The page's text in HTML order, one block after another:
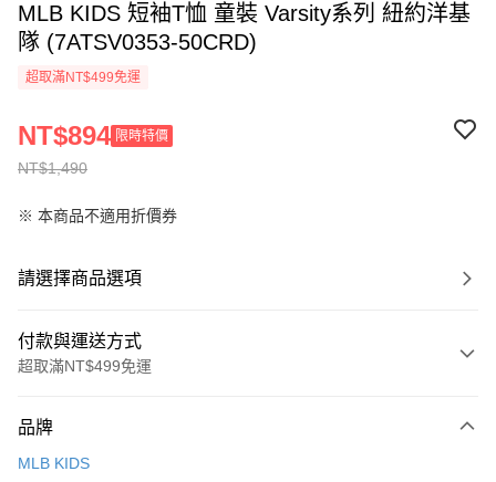
MLB KIDS 短袖T恤 童裝 Varsity系列 紐約洋基
隊 (7ATSV0353-50CRD)
超取滿NT$499免運
NT$1,490
NT$894 限時特價
※ 本商品不適用折價券
請選擇商品選項
付款與運送方式
超取滿NT$499免運
信用卡一次付款
品牌
MLB KIDS